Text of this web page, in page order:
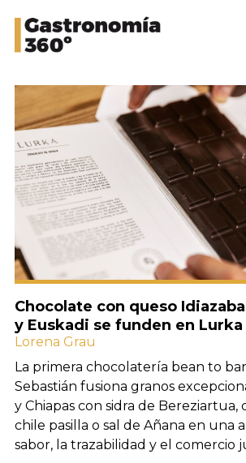
Chocolate con queso
y Euskadi se funden en Lurka
Lorena Grau
La primera chocolatería bean to
Sebastián fusiona granos
y Chiapas con sidra de Bereziartua,
chile pasilla o sal de Añana en una
sabor, la trazabilidad y el comercio